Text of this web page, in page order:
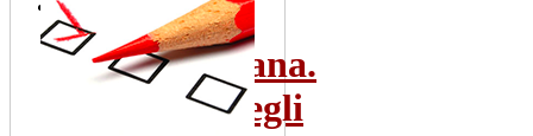
gio 2 lug
Leggi Tutto
Rosario Gisana.
Il vescovo degli